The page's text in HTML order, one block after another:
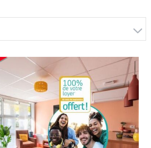
Colocation
Chercher